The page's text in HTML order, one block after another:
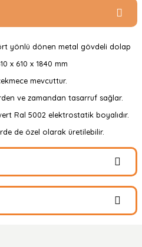
yönlü dönen metal gövdeli dolap
x 610 x 1840 mm
mevcuttur.
ve zamandan tasarruf sağlar.
Ral 5002 elektrostatik boyalıdır.
de özel olarak üretilebilir.
siz yapın!